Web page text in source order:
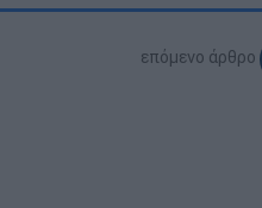
επόμενο άρθρο